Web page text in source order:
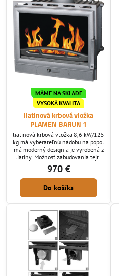
MÁME NA SKLADE
VYSOKÁ KVALITA
liatinová krbová vložka
PLAMEN BARUN 1
liatinová krbová vložka 8,6 kW/125
kg má vyberateľnú nádobu na popol
má moderný design a je vyrobená z
liatiny. Možnosť zabudovania tejto
krbovej vložky do ozdobného
muriva vytvoreného podľa
vlastných predstáv vytvorí v
každom dome príjemnú a útulnú
atmosféru. Kachle sú doplnené
veľkými presklenými dverami, cez
ktoré môžete vidieť spaľovací
priestor, čo spríjemní Váš priestor
dotykom tepla....
970 €
Do košíka